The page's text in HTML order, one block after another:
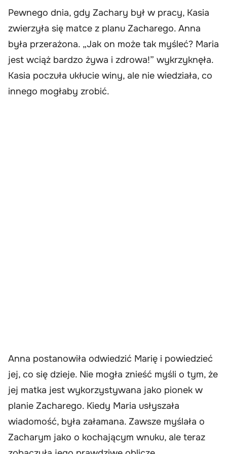
Pewnego dnia, gdy Zachary był w pracy, Kasia
zwierzyła się matce z planu Zacharego. Anna
była przerażona. „Jak on może tak myśleć? Maria
jest wciąż bardzo żywa i zdrowa!” wykrzyknęła.
Kasia poczuła ukłucie winy, ale nie wiedziała, co
innego mogłaby zrobić.
Anna postanowiła odwiedzić Marię i powiedzieć
jej, co się dzieje. Nie mogła znieść myśli o tym, że
jej matka jest wykorzystywana jako pionek w
planie Zacharego. Kiedy Maria usłyszała
wiadomość, była załamana. Zawsze myślała o
Zacharym jako o kochającym wnuku, ale teraz